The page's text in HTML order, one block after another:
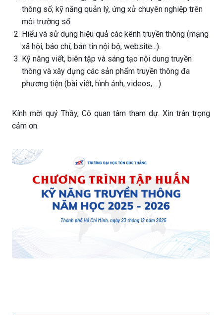
thông số; kỹ năng quản lý, ứng xử chuyên nghiệp trên
môi trường số.
Hiểu và sử dụng hiệu quả các kênh truyền thông (mạng
xã hội, báo chí, bản tin nội bộ, website...).
Kỹ năng viết, biên tập và sáng tạo nội dung truyền
thông và xây dựng các sản phẩm truyền thông đa
phương tiện (bài viết, hình ảnh, videos, ...).
Kính mời quý Thầy, Cô quan tâm tham dự. Xin trân trọng
cảm ơn.